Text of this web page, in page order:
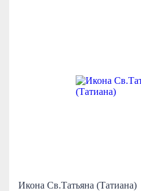
Икона Св.Татьяна (Татиана)